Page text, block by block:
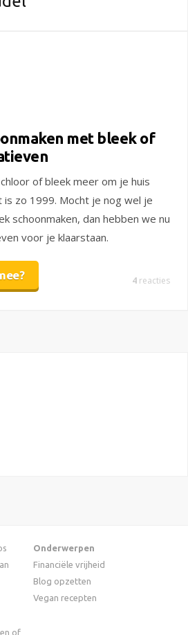
met bleek of
of bleek meer om je huis
is zo 1999. Mocht je nog wel je
schoonmaken, dan hebben we nu
voor je klaarstaan.
4 reacties
of
Onderwerpen
Financiële vrijheid
Blog opzetten
Vegan recepten